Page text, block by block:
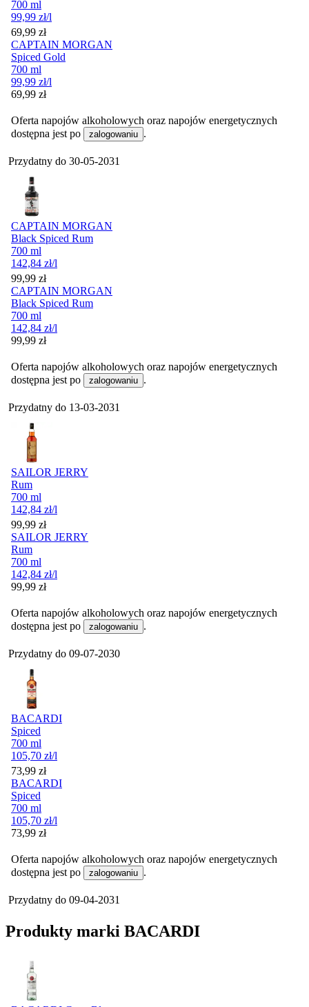
700 ml
99,99 zł/l
Cena
69,99 zł
CAPTAIN MORGAN
Spiced Gold
700 ml
99,99 zł/l
Cena
69,99 zł
Oferta napojów alkoholowych oraz napojów energetycznych
dostępna jest po
zalogowaniu .
Przydatny do 30-05-2031
CAPTAIN MORGAN
Black Spiced Rum
700 ml
142,84 zł/l
Cena
99,99 zł
CAPTAIN MORGAN
Black Spiced Rum
700 ml
142,84 zł/l
Cena
99,99 zł
Oferta napojów alkoholowych oraz napojów energetycznych
dostępna jest po
zalogowaniu .
Przydatny do 13-03-2031
SAILOR JERRY
Rum
700 ml
142,84 zł/l
Cena
99,99 zł
SAILOR JERRY
Rum
700 ml
142,84 zł/l
Cena
99,99 zł
Oferta napojów alkoholowych oraz napojów energetycznych
dostępna jest po
zalogowaniu .
Przydatny do 09-07-2030
BACARDI
Spiced
700 ml
105,70 zł/l
Cena
73,99 zł
BACARDI
Spiced
700 ml
105,70 zł/l
Cena
73,99 zł
Oferta napojów alkoholowych oraz napojów energetycznych
dostępna jest po
zalogowaniu .
Przydatny do 09-04-2031
Produkty marki BACARDI